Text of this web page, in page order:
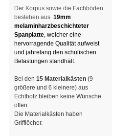
Der Korpus sowie die Fachböden
bestehen aus 19mm
melaminharzbeschichteter
Spanplatte, welcher eine
hervorragende Qualität aufweist
und jahrelang den schulischen
Belastungen standhält.
Bei den 15 Materialkästen(9
größere und 6 kleinere) aus
Echtholz bleiben keine Wünsche
offen.
Die Materialkästen haben
Grifflöcher.